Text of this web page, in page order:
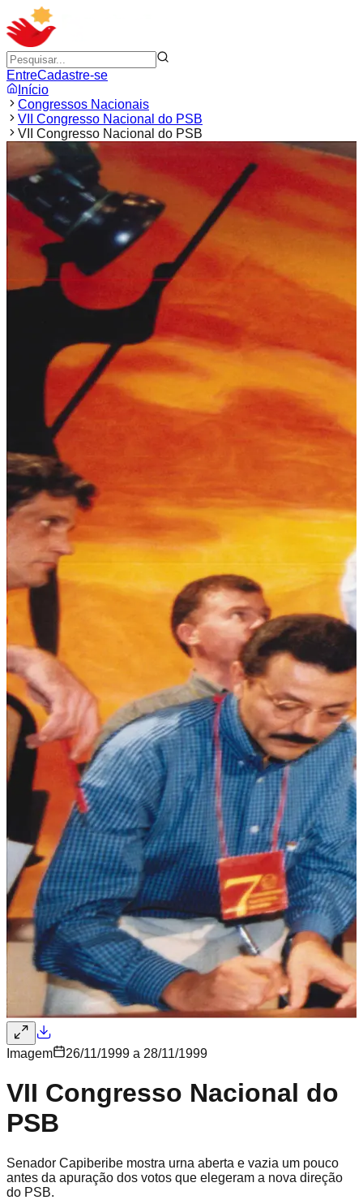
EntreCadastre-se
Início
Congressos Nacionais
VII Congresso Nacional do PSB
VII Congresso Nacional do PSB
Imagem 26/11/1999 a 28/11/1999
VII Congresso Nacional do
PSB
Senador Capiberibe mostra urna aberta e vazia um pouco
antes da apuração dos votos que elegeram a nova direção
do PSB.